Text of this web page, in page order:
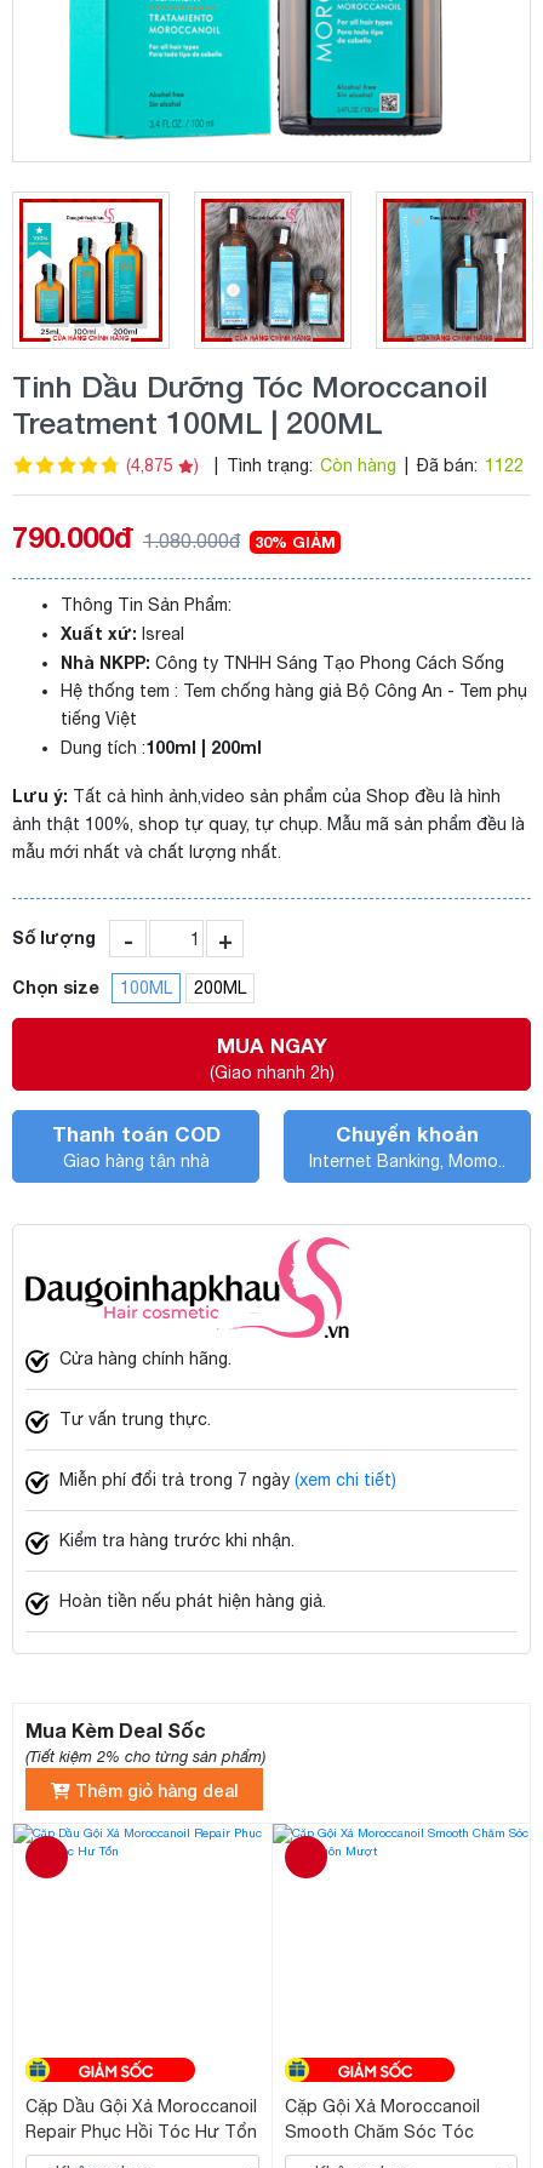
Tinh Dầu Dưỡng Tóc Moroccanoil
Treatment 100ML | 200ML
(4,875 ) Tình trạng: Còn hàng Đã bán: 1122
790.000đ 1.080.000đ 30% GIẢM
Thông Tin Sản Phẩm:
Xuất xứ: Isreal
Nhà NKPP: Công ty TNHH Sáng Tạo Phong Cách Sống
Hệ thống tem : Tem chống hàng giả Bộ Công An - Tem phụ
tiếng Việt
Dung tích :100ml | 200ml
Lưu ý: Tất cả hình ảnh,video sản phẩm của Shop đều là hình
ảnh thật 100%, shop tự quay, tự chụp. Mẫu mã sản phẩm đều là
mẫu mới nhất và chất lượng nhất.
Số lượng - +
Chọn size 100ML 200ML
MUA NGAY
(Giao nhanh 2h)
Thanh toán COD
Giao hàng tận nhà
Chuyển khoản
Internet Banking, Momo..
Cửa hàng chính hãng.
Tư vấn trung thực.
Miễn phí đổi trả trong 7 ngày (xem chi tiết)
Kiểm tra hàng trước khi nhận.
Hoàn tiền nếu phát hiện hàng giả.
Mua Kèm Deal Sốc
(Tiết kiệm 2% cho từng sản phẩm)
Thêm giỏ hàng deal
Cặp Dầu Gội Xả Moroccanoil
Repair Phục Hồi Tóc Hư Tổn
Cặp Gội Xả Moroccanoil
Smooth Chăm Sóc Tóc
Suôn Mượt